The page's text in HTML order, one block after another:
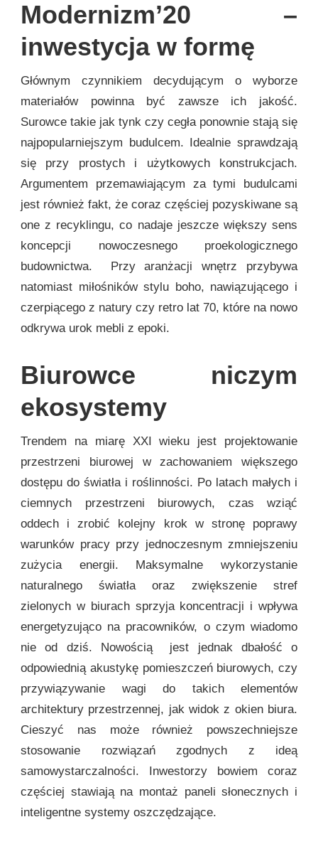
Modernizm’20 –
inwestycja w formę
Głównym czynnikiem decydującym o wyborze
materiałów powinna być zawsze ich jakość.
Surowce takie jak tynk czy cegła ponownie stają się
najpopularniejszym budulcem. Idealnie sprawdzają
się przy prostych i użytkowych konstrukcjach.
Argumentem przemawiającym za tymi budulcami
jest również fakt, że coraz częściej pozyskiwane są
one z recyklingu, co nadaje jeszcze większy sens
koncepcji nowoczesnego proekologicznego
budownictwa. Przy aranżacji wnętrz przybywa
natomiast miłośników stylu boho, nawiązującego i
czerpiącego z natury czy retro lat 70, które na nowo
odkrywa urok mebli z epoki.
Biurowce niczym
ekosystemy
Trendem na miarę XXI wieku jest projektowanie
przestrzeni biurowej w zachowaniem większego
dostępu do światła i roślinności. Po latach małych i
ciemnych przestrzeni biurowych, czas wziąć
oddech i zrobić kolejny krok w stronę poprawy
warunków pracy przy jednoczesnym zmniejszeniu
zużycia energii. Maksymalne wykorzystanie
naturalnego światła oraz zwiększenie stref
zielonych w biurach sprzyja koncentracji i wpływa
energetyzująco na pracowników, o czym wiadomo
nie od dziś. Nowością jest jednak dbałość o
odpowiednią akustykę pomieszczeń biurowych, czy
przywiązywanie wagi do takich elementów
architektury przestrzennej, jak widok z okien biura.
Cieszyć nas może również powszechniejsze
stosowanie rozwiązań zgodnych z ideą
samowystarczalności. Inwestorzy bowiem coraz
częściej stawiają na montaż paneli słonecznych i
inteligentne systemy oszczędzające.